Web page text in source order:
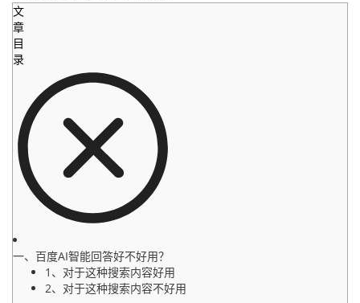
文
章
目
录
一、百度AI智能回答好不好用？
1、对于这种搜索内容好用
2、对于这种搜索内容不好用